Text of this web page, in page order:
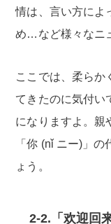
情は、言い方によ
め…など様々なニ
ここでは、柔らか
てきたのに気付い
になりますよ。親
「你 (nǐ ニー)」
ょう。
2-2.「欢迎回